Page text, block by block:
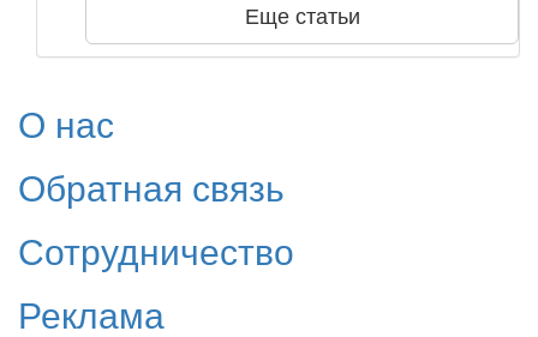
Еще статьи
О нас
Обратная связь
Сотрудничество
Реклама